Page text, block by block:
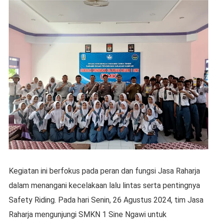
Kegiatan ini berfokus pada peran dan fungsi Jasa Raharja
dalam menangani kecelakaan lalu lintas serta pentingnya
Safety Riding. Pada hari Senin, 26 Agustus 2024, tim Jasa
Raharja mengunjungi SMKN 1 Sine Ngawi untuk